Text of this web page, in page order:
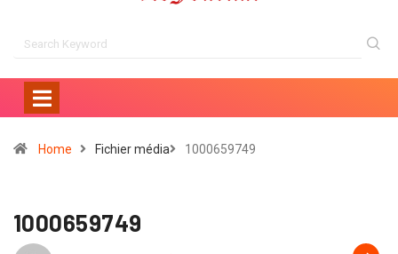
Home Fichier média 1000659749
1000659749